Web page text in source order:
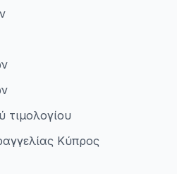
τιμολογίου
Κύπρος